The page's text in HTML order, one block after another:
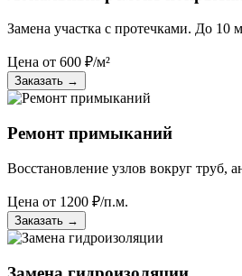
Замена участка с протечками. До 10
Цена от 600 ₽/м²
Заказать →
Ремонт примыканий
Восстановление узлов вокруг труб,
Цена от 1200 ₽/п.м.
Заказать →